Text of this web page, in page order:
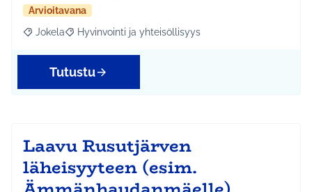
Arvioitavana
Rajaa tulokset aihepiirin mukaan: Jokela
Jokela Rajaa tulokset teeman mukaan: Hyvinvointi ja
Hyvinvointi ja yhteisöllisyys
Tutustu
Laavu Rusutjärven
läheisyyteen (esim.